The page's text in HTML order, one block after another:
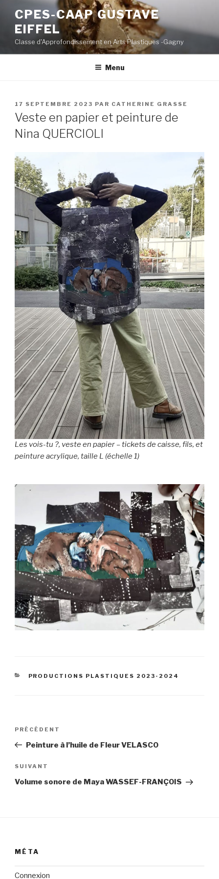
contenu
principal
CPES-CAAP GUSTAVE
EIFFEL
Classe d'Approfondissement en Arts Plastiques -Gagny
Menu
PUBLIÉ
LE
17 SEPTEMBRE 2023 PAR CATHERINE GRASSE
Veste en papier et peinture de
Nina QUERCIOLI
Les vois-tu ?, veste en papier – tickets de caisse, fils, et
peinture acrylique, taille L (échelle 1)
CATÉGORIES
PRODUCTIONS PLASTIQUES 2023-2024
Navigation
l’article
Article
précédent
PRÉCÉDENT
Peinture à l’huile de Fleur VELASCO
Article
suivant
SUIVANT
Volume sonore de Maya WASSEF-FRANÇOIS
MÉTA
Connexion